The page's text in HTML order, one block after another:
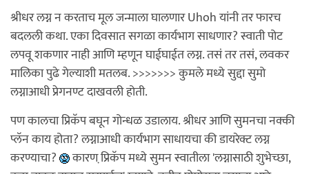
श्रीधर लग्न न करताच मूल जन्माला घालणार Uhoh यांनी तर फारच
बदलली कथा. एका दिवसात सगळा कार्यभाग साधणार? स्वाती पोट
लपवू शकणार नाही आणि म्हणून घाईघाईत लग्न. तसं तर तसं, लवकर
मालिका पुढे गेल्याशी मतलब. >>>>>>> कुमले मध्ये सुद्दा सुमो
लग्नाआधी प्रेगनण्ट दाखवली होती.
पण कालचा प्रिकॅप बघून गोन्धळ उडालाय. श्रीधर आणि सुमनचा नक्की
प्लॅन काय होता? लग्नाआधी कार्यभाग साधायचा की डायरेक्ट लग्न
करण्याचा?
कारण प्रि़कॅप मध्ये सुमन स्वातीला 'लग्नासाठी शुभेच्छा,